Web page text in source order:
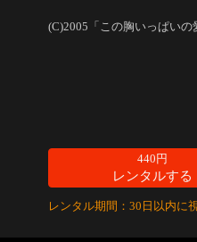
(C)2005「この胸いっぱいの
440円
レンタルする
レンタル期間：30日以内に